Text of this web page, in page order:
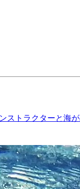
ストラクターと海